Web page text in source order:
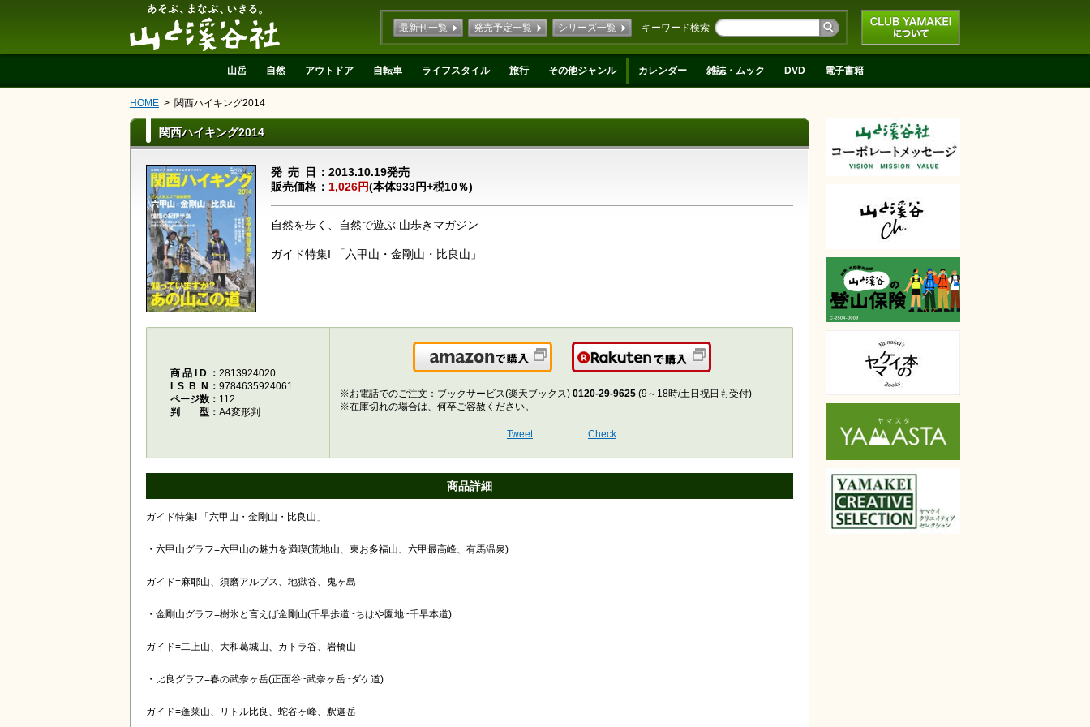
CLUB YAMAKEIにつ
いて
キーワード検索
最新刊一覧 発売予定一覧 シリーズ一覧
山岳 自然 アウトドア 自転車 ライフスタイル 旅行 その他ジャンル カレンダー 雑誌・ムック DVD 電子書籍
HOME 関西ハイキング2014
関西ハイキング2014
発売日 2013.10.19発売
販売価格
1,026円(本体933円+税10％)
自然を歩く、自然で遊ぶ 山歩きマガジン
ガイド特集I 「六甲山・金剛山・比良山」
商品ID
2813924020
ISBN
9784635924061
ページ数
112
判型A4変形判
Amazonで購入 楽天で購入
※お電話でのご注文：ブックサービス(楽天ブックス) 0120-29-9625 (9～18時/土日祝日も受付)
※在庫切れの場合は、何卒ご容赦ください。
Tweet Check
商品詳細
ガイド特集I 「六甲山・金剛山・比良山」
・六甲山グラフ=六甲山の魅力を満喫(荒地山、東お多福山、六甲最高峰、有馬温泉)
ガイド=麻耶山、須磨アルプス、地獄谷、鬼ヶ島
・金剛山グラフ=樹氷と言えば金剛山(千早歩道~ちはや園地~千早本道)
ガイド=二上山、大和葛城山、カトラ谷、岩橋山
・比良グラフ=春の武奈ヶ岳(正面谷~武奈ヶ岳~ダケ道)
ガイド=蓬莱山、リトル比良、蛇谷ヶ峰、釈迦岳